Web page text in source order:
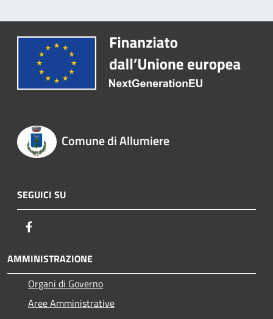
Comune di Allumiere
SEGUICI SU
AMMINISTRAZIONE
Organi di Governo
Aree Amministrative